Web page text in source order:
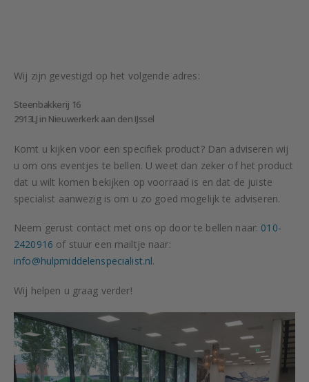
Wij zijn gevestigd op het volgende adres:
Steenbakkerij 16
2913LJ in Nieuwerkerk aan den IJssel
Komt u kijken voor een specifiek product? Dan adviseren wij
u om ons eventjes te bellen. U weet dan zeker of het product
dat u wilt komen bekijken op voorraad is en dat de juiste
specialist aanwezig is om u zo goed mogelijk te adviseren.
Neem gerust contact met ons op door te bellen naar: 010-
2420916 of stuur een mailtje naar:
info@hulpmiddelenspecialist.nl.
Wij helpen u graag verder!